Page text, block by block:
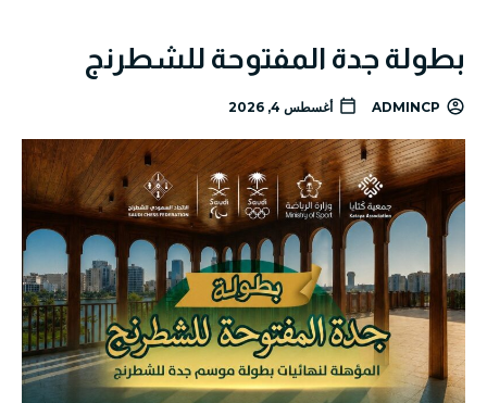
بطولة جدة المفتوحة للشطرنج
ADMINCP أغسطس 4, 2026